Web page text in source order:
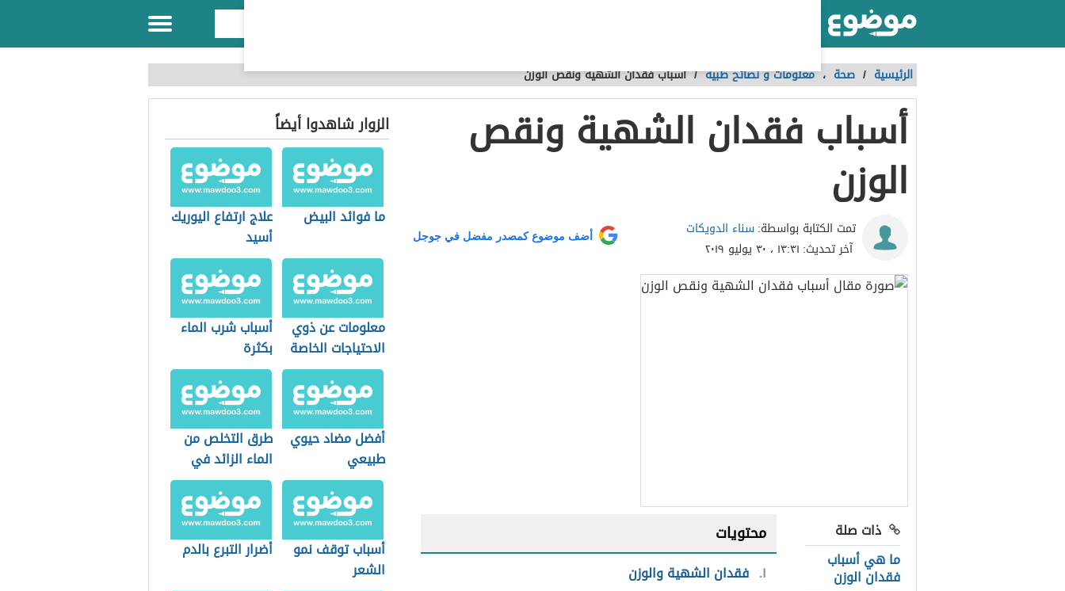
الرئيسية / صحة ،معلومات و نصائح طبية /أسباب فقدان الشهية ونقص الوزن
أسباب فقدان الشهية ونقص
الوزن
تمت الكتابة بواسطة:سناء الدويكات
آخر تحديث: ١٣:٣١ ، ٣٠ يوليو ٢٠١٩
أضف موضوع كمصدر مفضل في جوجل
ذات صلة
ما هي أسباب
فقدان الوزن
محتويات
١ فقدان الشهية والوزن
الزوار شاهدوا أيضاً
ما فوائد البيض
علاج ارتفاع اليوريك
أسيد
معلومات عن ذوي
الاحتياجات الخاصة
أسباب شرب الماء
بكثرة
أفضل مضاد حيوي
طبيعي
طرق التخلص من
الماء الزائد في
الجسم
أسباب توقف نمو
الشعر
أضرار التبرع بالدم